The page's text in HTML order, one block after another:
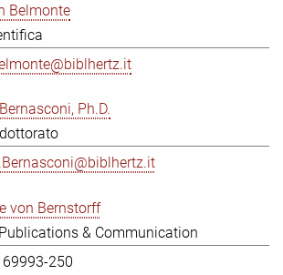
Belmonte
Ph.D.
von Bernstorff
& Communication
250